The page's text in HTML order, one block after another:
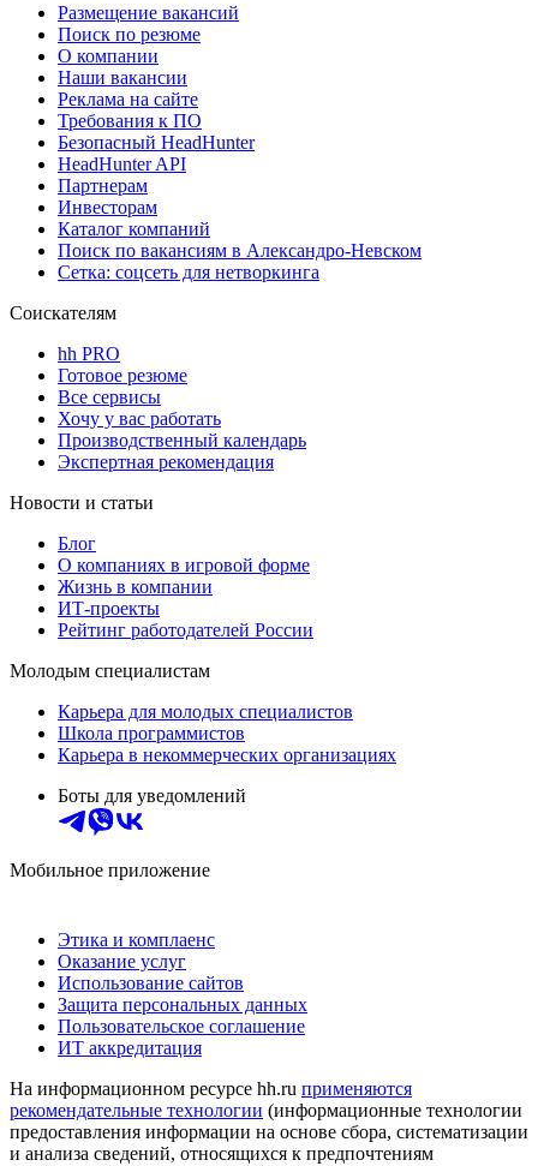
Размещение вакансий
Поиск по резюме
О компании
Наши вакансии
Реклама на сайте
Требования к ПО
Безопасный HeadHunter
HeadHunter API
Партнерам
Инвесторам
Каталог компаний
Поиск по вакансиям в Александро-Невском
Сетка: соцсеть для нетворкинга
Соискателям
hh PRO
Готовое резюме
Все сервисы
Хочу у вас работать
Производственный календарь
Экспертная рекомендация
Новости и статьи
Блог
О компаниях в игровой форме
Жизнь в компании
ИТ-проекты
Рейтинг работодателей России
Молодым специалистам
Карьера для молодых специалистов
Школа программистов
Карьера в некоммерческих организациях
Боты для уведомлений
Мобильное приложение
Этика и комплаенс
Оказание услуг
Использование сайтов
Защита персональных данных
Пользовательское соглашение
ИТ аккредитация
На информационном ресурсе hh.ru применяются
рекомендательные технологии (информационные технологии
предоставления информации на основе сбора, систематизации
и анализа сведений, относящихся к предпочтениям